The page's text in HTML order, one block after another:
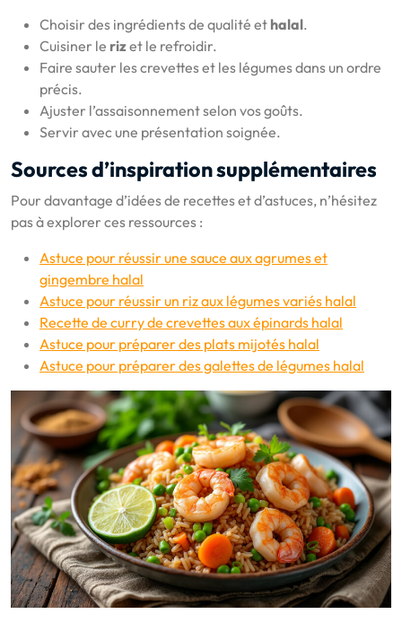
Choisir des ingrédients de qualité et halal.
Cuisiner le rizet le refroidir.
Faire sauter les crevettes et les légumes dans un ordre
précis.
Ajuster l’assaisonnement selon vos goûts.
Servir avec une présentation soignée.
Sources d’inspiration supplémentaires
Pour davantage d’idées de recettes et d’astuces, n’hésitez
pas à explorer ces ressources :
Astuce pour réussir une sauce aux agrumes et
gingembre halal
Astuce pour réussir un riz aux légumes variés halal
Recette de curry de crevettes aux épinards halal
Astuce pour préparer des plats mijotés halal
Astuce pour préparer des galettes de légumes halal